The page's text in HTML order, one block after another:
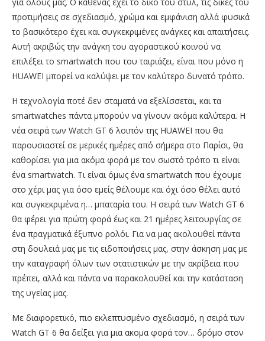
προτιμήσεις σε σχεδιασμό, χρώμα και εμφάνιση αλλά φυσικά
το βασικότερο έχει και συγκεκριμένες ανάγκες και απαιτήσεις.
Αυτή ακριβώς την ανάγκη του αγοραστικού κοινού να
επιλέξει το smartwatch που του ταιριάζει, είναι που μόνο η
HUAWEI μπορεί να καλύψει με τον καλύτερο δυνατό τρόπο.
Η τεχνολογία ποτέ δεν σταματά να εξελίσσεται, και τα
smartwatches πάντα μπορούν να γίνουν ακόμα καλύτερα. Η
νέα σειρά των Watch GT 6 λοιπόν της HUAWEI που θα
παρουσιαστεί σε μερικές ημέρες από σήμερα στο Παρίσι, θα
καθορίσει για μια ακόμα φορά με τον σωστό τρόπο τι είναι
ένα smartwatch. Τι είναι όμως ένα smartwatch που έχουμε
στο χέρι μας για όσο εμείς θέλουμε και όχι όσο θέλει αυτό
και συγκεκριμένα η… μπαταρία του. Η σειρά των Watch GT 6
θα φέρει για πρώτη φορά έως και 21 ημέρες λειτουργίας σε
ένα πραγματικά έξυπνο ρολόι. Για να μας ακολουθεί πάντα
στη δουλειά μας με τις ειδοποιήσεις μας, στην άσκηση μας με
την καταγραφή όλων των στατιστικών με την ακρίβεια που
πρέπει, αλλά και πάντα να παρακολουθεί και την κατάσταση
της υγείας μας.
Με διαφορετικό, πιο εκλεπτυσμένο σχεδιασμό, η σειρά των
Watch GT 6 θα δείξει για μια ακομα φορά τον… δρόμο στον